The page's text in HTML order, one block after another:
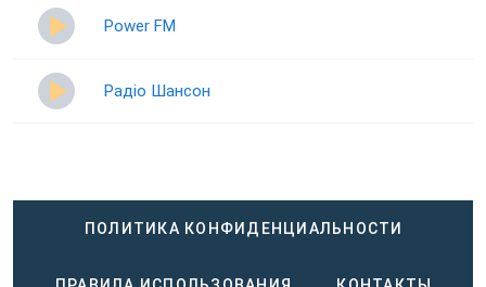
Power FM
Радіо Шансон
ПОЛИТИКА КОНФИДЕНЦИАЛЬНОСТИ